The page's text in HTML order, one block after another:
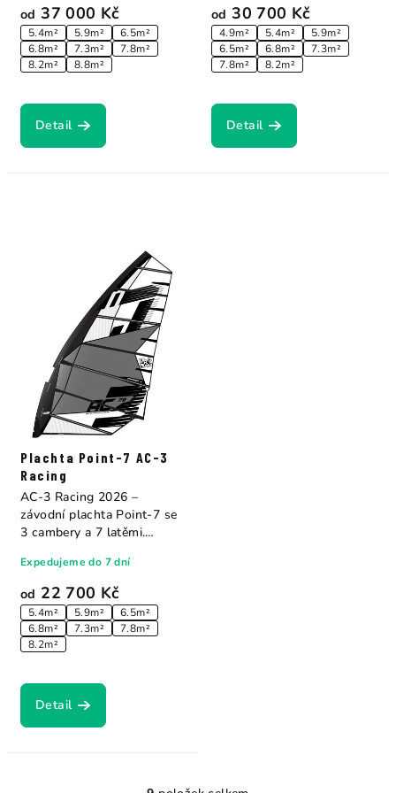
od 37 000 Kč
5.4m² 5.9m²
6.5m²
6.8m²
7.3m²
7.8m²
8.2m²
8.8m²
Detail
od 30 700 Kč
4.9m² 5.4m²
5.9m²
6.5m²
6.8m²
7.3m²
7.8m²
8.2m²
Detail
Plachta Point-7 AC-3
Racing
od 22 700 Kč
5.4m² 5.9m²
6.5m²
6.8m²
7.3m²
7.8m²
8.2m²
Expedujeme do 7 dní
Detail
AC-3 Racing 2026 –
závodní plachta Point-7 se
3 cambery a 7 latěmi.